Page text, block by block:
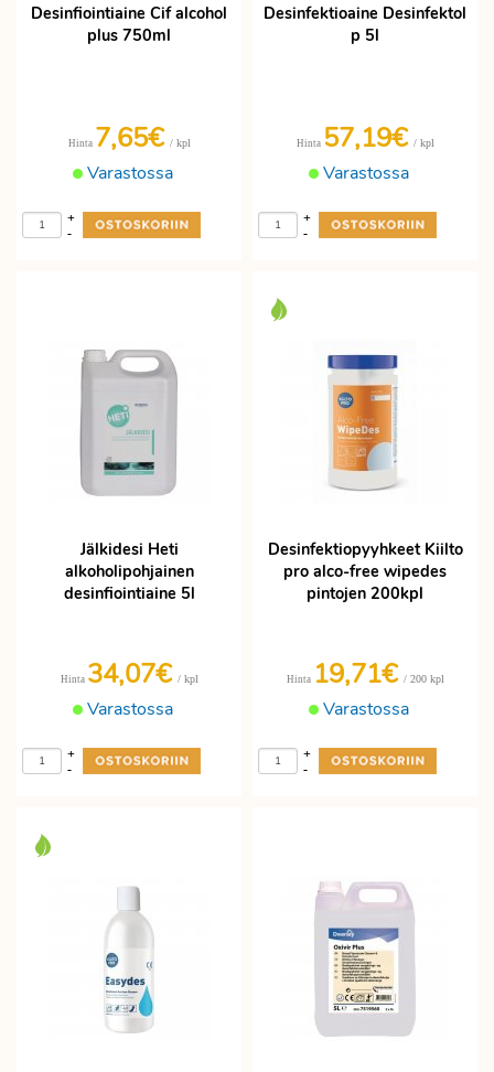
Desinfiointiaine Cif alcohol
plus 750ml
Varastossa
Hinta 7,65€ / kpl
-
+
Desinfektioaine Desinfektol
p 5l
Varastossa
Hinta 57,19€ / kpl
-
+
Jälkidesi Heti
alkoholipohjainen
desinfiointiaine 5l
Varastossa
Hinta 34,07€ / kpl
-
+
Desinfektiopyyhkeet Kiilto
pro alco-free wipedes
pintojen 200kpl
Varastossa
Hinta 19,71€ / 200 kpl
-
+